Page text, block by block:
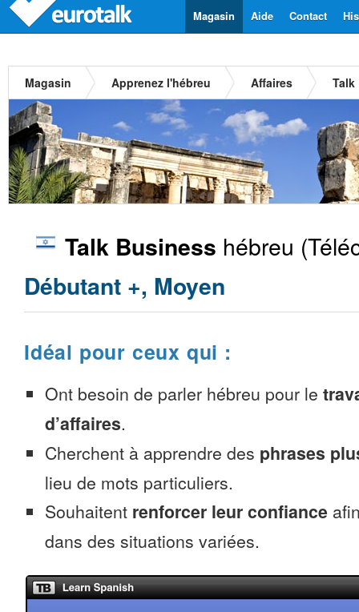
Contact
Aide
Magasin
Magasin Apprenez l'hébreu Affaires Talk
Talk Business hébreu
Débutant +, Moyen
Idéal pour ceux qui :
Ont besoin de parler hébreu pour le
d’affaires.
Cherchent à apprendre des phrases
lieu de mots particuliers.
Souhaitent renforcer leur confiance
dans des situations variées.